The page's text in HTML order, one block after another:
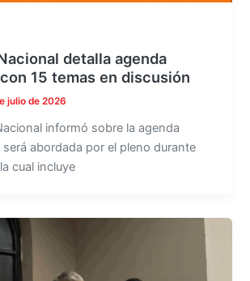
detalla agenda
15 temas en discusión
julio de 2026
informó sobre la agenda
será abordada por el pleno durante
cual incluye